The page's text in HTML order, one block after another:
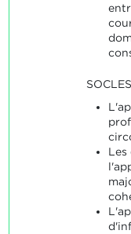
SOCLES